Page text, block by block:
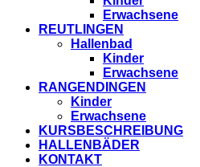
Erwachsene
REUTLINGEN
Hallenbad
Kinder
Erwachsene
RANGENDINGEN
Kinder
Erwachsene
KURSBESCHREIBUNG
HALLENBÄDER
KONTAKT